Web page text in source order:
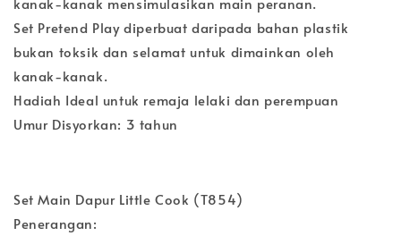
Set Pretend Play diperbuat daripada bahan plastik
bukan toksik dan selamat untuk dimainkan oleh
kanak-kanak.
Hadiah Ideal untuk remaja lelaki dan perempuan
Umur Disyorkan: 3 tahun
Set Main Dapur Little Cook (T854)
Penerangan: